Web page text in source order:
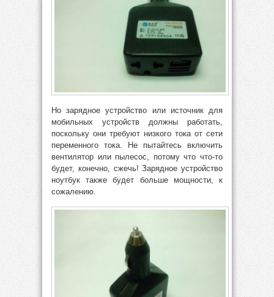
Но зарядное устройство или источник для
мобильных устройств должны работать,
поскольку они требуют низкого тока от сети
переменного тока. Не пытайтесь включить
вентилятор или пылесос, потому что что-то
будет, конечно, сжечь! Зарядное устройство
ноутбук также будет больше мощности, к
сожалению.